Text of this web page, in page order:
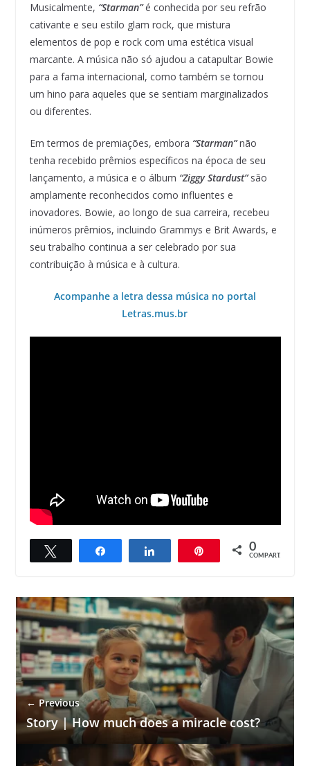
Musicalmente, “Starman”é conhecida por seu refrão
cativante e seu estilo glam rock, que mistura
elementos de pop e rock com uma estética visual
marcante. A música não só ajudou a catapultar Bowie
para a fama internacional, como também se tornou
um hino para aqueles que se sentiam marginalizados
ou diferentes.
Em termos de premiações, embora “Starman”não
tenha recebido prêmios específicos na época de seu
lançamento, a música e o álbum “Ziggy Stardust”são
amplamente reconhecidos como influentes e
inovadores. Bowie, ao longo de sua carreira, recebeu
inúmeros prêmios, incluindo Grammys e Brit Awards, e
seu trabalho continua a ser celebrado por sua
contribuição à música e à cultura.
Acompanhe a letra dessa música no portal
Letras.mus.br
Compartilhar Compartilhar 0
COMPART.
← Previous
Story | How much does a miracle cost?